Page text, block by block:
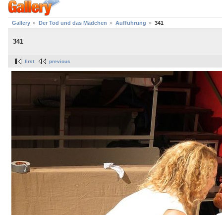
Gallery Der Tod und das Mädchen Aufführung 341
341
first previous